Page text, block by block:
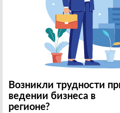
Возникли трудности
ведении бизнеса в
регионе?